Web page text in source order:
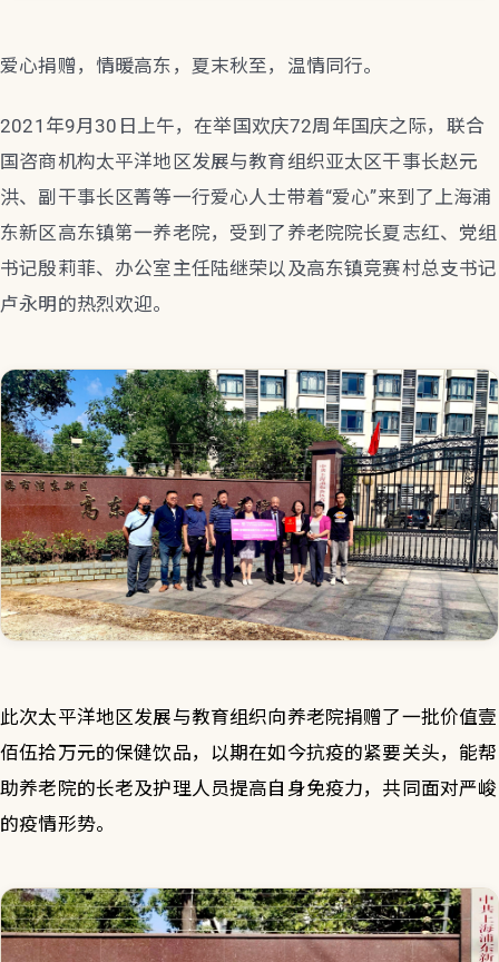
爱心捐赠，情暖高东，夏末秋至，温情同行。
2021年9月30日上午，在举国欢庆72周年国庆之际，联合
国咨商机构太平洋地区发展与教育组织亚太区干事长赵元
洪、副干事长区菁等一行爱心人士带着“爱心”来到了上海浦
东新区高东镇第一养老院，受到了养老院院长夏志红、党组
书记殷莉菲、办公室主任陆继荣以及高东镇竞赛村总支书记
卢永明的热烈欢迎。
此次太平洋地区发展与教育组织向养老院捐赠了一批价值壹
佰伍拾万元的保健饮品，以期在如今抗疫的紧要关头，能帮
助养老院的长老及护理人员提高自身免疫力，共同面对严峻
的疫情形势。